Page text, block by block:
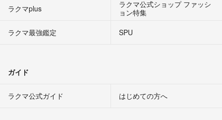
ラクマplus
ラクマ公式ショップ ファッシ
ョン特集
ラクマ最強鑑定
SPU
ガイド
ラクマ公式ガイド はじめての方へ